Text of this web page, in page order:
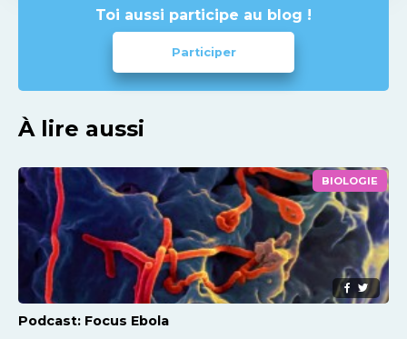
Toi aussi participe au blog !
Participer
À lire aussi
BIOLOGIE
Podcast: Focus Ebola